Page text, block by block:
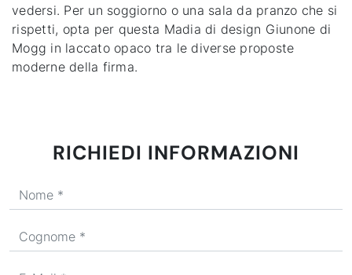
vedersi. Per un soggiorno o una sala da pranzo che si
rispetti, opta per questa Madia di design Giunone di
Mogg in laccato opaco tra le diverse proposte
moderne della firma.
RICHIEDI INFORMAZIONI